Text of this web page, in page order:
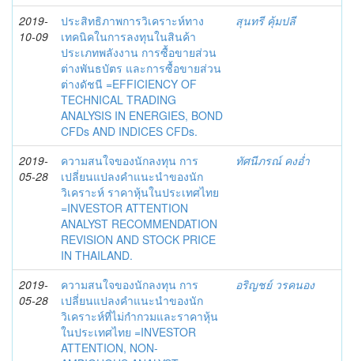
2019-
10-09
ประสิทธิภาพการวิเคราะห์ทาง
เทคนิคในการลงทุนในสินค้า
ประเภทพลังงาน การซื้อขายส่วน
ต่างพันธบัตร และการซื้อขายส่วน
ต่างดัชนี =EFFICIENCY OF
TECHNICAL TRADING
ANALYSIS IN ENERGIES, BOND
CFDs AND INDICES CFDs.
สุนทรี คุ้มปลี
2019-
05-28
ความสนใจของนักลงทุน การ
เปลี่ยนแปลงคำแนะนำของนัก
วิเคราะห์ ราคาหุ้นในประเทศไทย
=INVESTOR ATTENTION
ANALYST RECOMMENDATION
REVISION AND STOCK PRICE
IN THAILAND.
ทัศนีภรณ์ คงอ่ำ
2019-
05-28
ความสนใจของนักลงทุน การ
เปลี่ยนแปลงคำแนะนำของนัก
วิเคราะห์ที่ไม่กำกวมและราคาหุ้น
ในประเทศไทย =INVESTOR
ATTENTION, NON-
อริญชย์ วรคนอง